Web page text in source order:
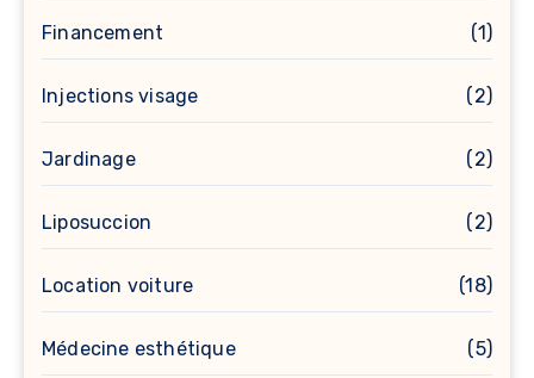
Financement (1)
Injections visage (2)
Jardinage (2)
Liposuccion (2)
Location voiture (18)
Médecine esthétique (5)